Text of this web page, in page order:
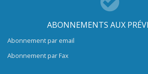
ABONNEMENTS AUX
Abonnement par email
Abonnement par Fax